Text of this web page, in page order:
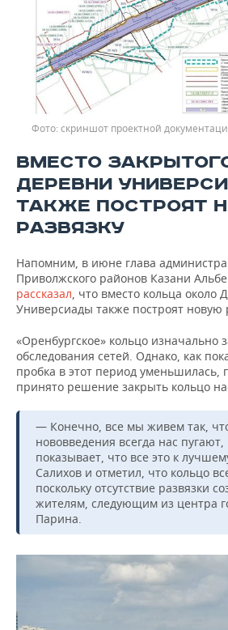
скриншот проектной
ВМЕСТО
ДЕРЕВНИ
ТАКЖЕ ПОСТРОЯТ
РАЗВЯЗКУ
Напомним, в июне глава
Приволжского районов Казани
рассказал , что вместо кольца около
Универсиады также построят новую
«Оренбургское» кольцо изначально
обследования сетей. Однако, как
пробка в этот период уменьшилась,
принято решение закрыть кольцо
— Конечно, все мы живем так,
нововведения всегда нас пугают,
показывает, что все это к
Салихов и отметил, что кольцо
поскольку отсутствие развязки
жителям, следующим из центра
Парина.